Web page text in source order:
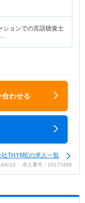
ションでの言語聴覚士
…
合わせる
社THYMEの求人一覧
06/16 求人番号：10177488